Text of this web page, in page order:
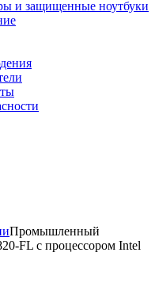
и защищенные ноутбуки
Промышленный
FL с процессором Intel